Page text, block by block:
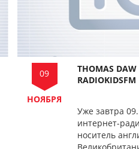
09
НОЯБРЯ
THOMAS
RADIOKIDSFM
Уже завтра
интернет-
носитель